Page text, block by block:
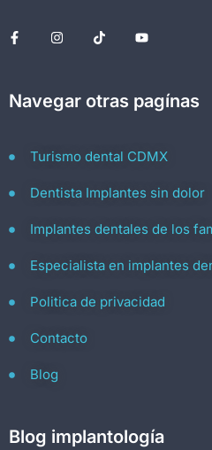
Navegar otras pagínas
Turismo dental CDMX
Dentista Implantes sin dolor
Implantes dentales de los
Especialista en implantes
Politica de privacidad
Contacto
Blog
Blog implantología